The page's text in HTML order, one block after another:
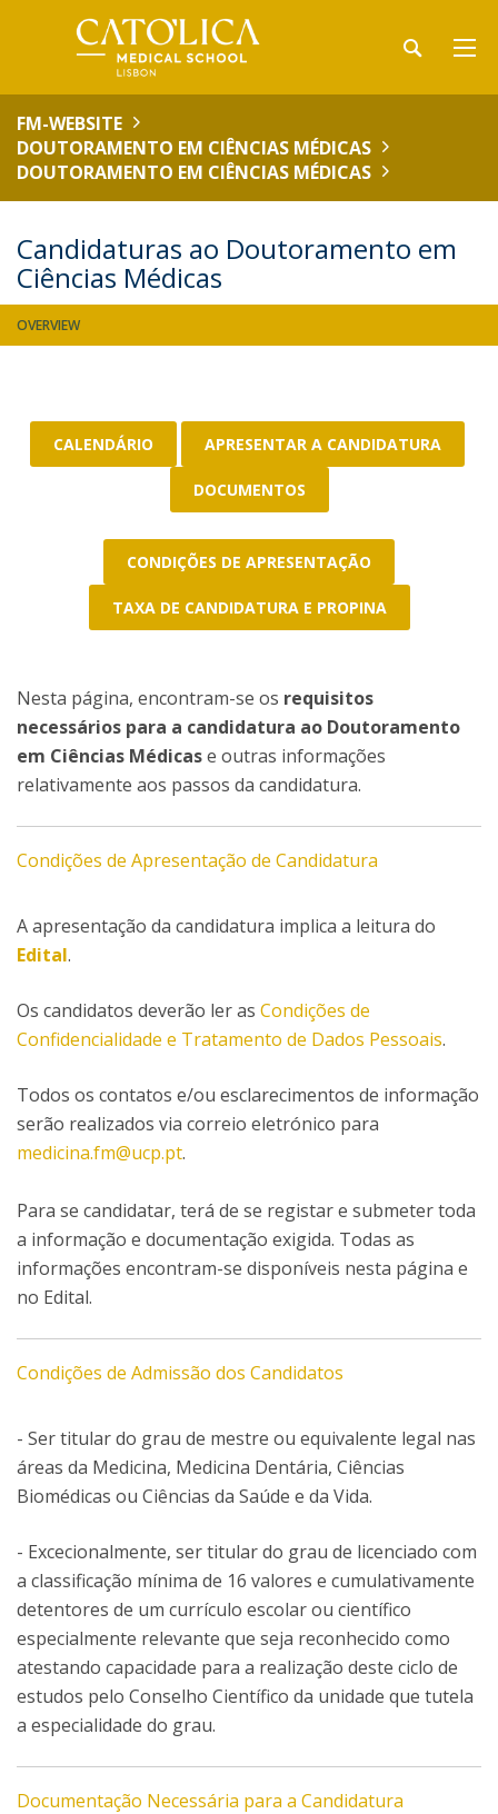
FM-WEBSITE
DOUTORAMENTO EM CIÊNCIAS MÉDICAS
DOUTORAMENTO EM CIÊNCIAS MÉDICAS
Candidaturas ao Doutoramento em
Ciências Médicas
OVERVIEW
CALENDÁRIO APRESENTAR A CANDIDATURA
DOCUMENTOS
CONDIÇÕES DE APRESENTAÇÃO
TAXA DE CANDIDATURA E PROPINA
Nesta página, encontram-se os requisitos
necessários para a candidatura ao Doutoramento
em Ciências Médicase outras informações
relativamente aos passos da candidatura.
Condições de Apresentação de Candidatura
A apresentação da candidatura implica a leitura do
Edital.
Os candidatos deverão ler as Condições de
Confidencialidade e Tratamento de Dados Pessoais.
Todos os contatos e/ou esclarecimentos de informação
serão realizados via correio eletrónico para
medicina.fm@ucp.pt.
Para se candidatar, terá de se registar e submeter toda
a informação e documentação exigida. Todas as
informações encontram-se disponíveis nesta página e
no Edital.
Condições de Admissão dos Candidatos
- Ser titular do grau de mestre ou equivalente legal nas
áreas da Medicina, Medicina Dentária, Ciências
Biomédicas ou Ciências da Saúde e da Vida.
- Excecionalmente, ser titular do grau de licenciado com
a classificação mínima de 16 valores e cumulativamente
detentores de um currículo escolar ou científico
especialmente relevante que seja reconhecido como
atestando capacidade para a realização deste ciclo de
estudos pelo Conselho Científico da unidade que tutela
a especialidade do grau.
Documentação Necessária para a Candidatura